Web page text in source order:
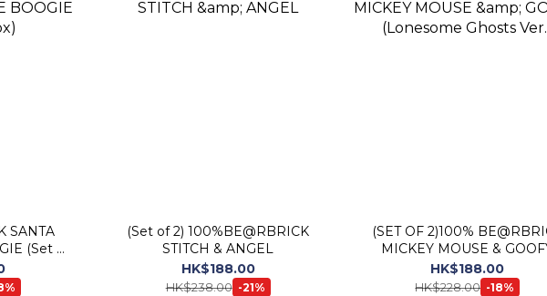
SANTA
(Set of
(Set of 2) 100%BE@RBRICK
STITCH & ANGEL
HK$188.00
HK$238.00 -21%
(SET OF 2)100% BE@RBRICK
MICKEY MOUSE &
(Lonesome Ghosts Ver.)
HK$188.00
HK$228.00 -18%